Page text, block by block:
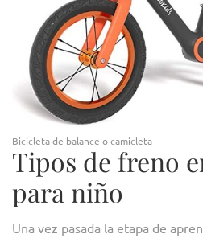
Bicicleta de balance o camicleta
Tipos de freno
para niño
Una vez pasada la etapa de